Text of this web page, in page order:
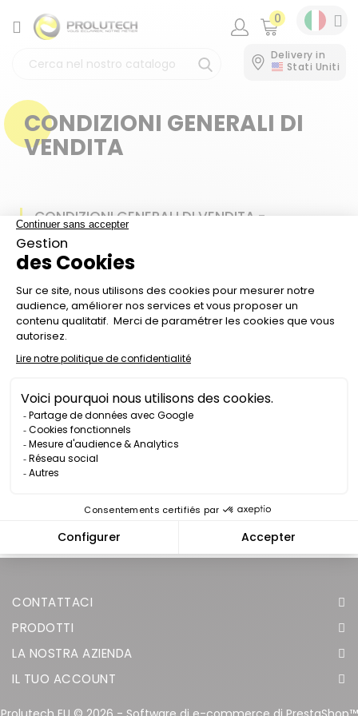
CATEGORIA 0
Delivery in
Stati Uniti
CONDIZIONI GENERALI DI
VENDITA
CONDIZIONI GENERALI DI VENDITA -
CONSUMATORI
Scarica il documento
CONDIZIONI GENERALI DI VENDITA -
PROFESSIONISTI
Scarica il documento
CONDIZIONI PARTICOLARI PER LE VENDITE SU
INTERNET
Scarica il documento
CONTATTACI
PRODOTTI
LA NOSTRA AZIENDA
IL TUO ACCOUNT